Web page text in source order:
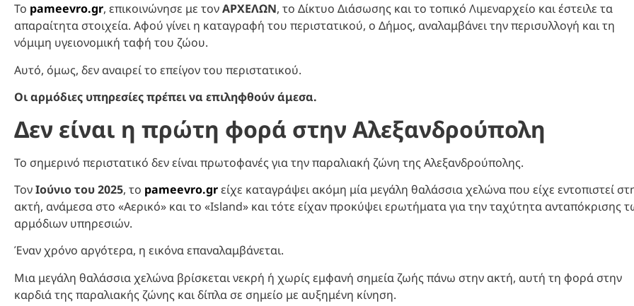
Το pameevro.gr, επικοινώνησε με τονΑΡΧΕΛΩΝ, το Δίκτυο Διάσωσης και το τοπικό Λιμεναρχείο και έστειλε τα
απαραίτητα στοιχεία. Αφού γίνει η καταγραφή του περιστατικού, ο Δήμος, αναλαμβάνει την περισυλλογή και τη
νόμιμη υγειονομική ταφή του ζώου.
Αυτό, όμως, δεν αναιρεί το επείγον του περιστατικού.
Οι αρμόδιες υπηρεσίες πρέπει να επιληφθούν άμεσα.
Δεν είναι η πρώτη φορά στην Αλεξανδρούπολη
Το σημερινό περιστατικό δεν είναι πρωτοφανές για την παραλιακή ζώνη της Αλεξανδρούπολης.
ΤονΙούνιο του 2025, το pameevro.grείχε καταγράψει ακόμη μία μεγάλη θαλάσσια χελώνα που είχε εντοπιστεί
ακτή, ανάμεσα στο «Αερικό» και το «Island» και τότε είχαν προκύψει ερωτήματα για την ταχύτητα ανταπόκρισης
αρμόδιων υπηρεσιών.
Έναν χρόνο αργότερα, η εικόνα επαναλαμβάνεται.
Μια μεγάλη θαλάσσια χελώνα βρίσκεται νεκρή ή χωρίς εμφανή σημεία ζωής πάνω στην ακτή, αυτή τη φορά στην
καρδιά της παραλιακής ζώνης και δίπλα σε σημείο με αυξημένη κίνηση.